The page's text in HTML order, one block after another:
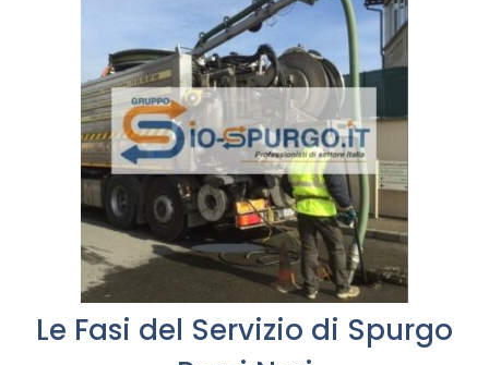
Le Fasi del Servizio di Spurgo